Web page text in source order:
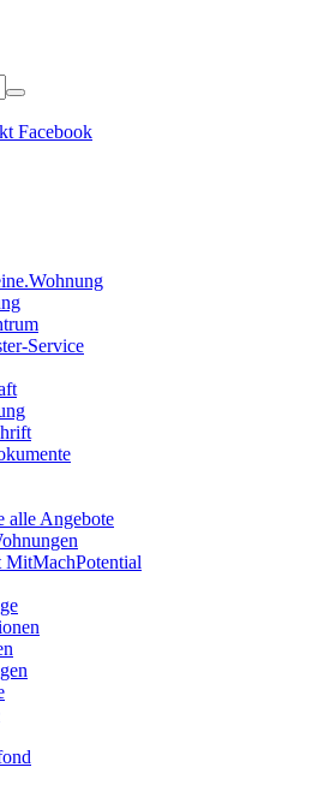
Facebook
Service
alle Angebote
MitMachPotential